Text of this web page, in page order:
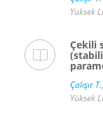
Yüksek
Çekili
Çalışır T.,
Yüksek